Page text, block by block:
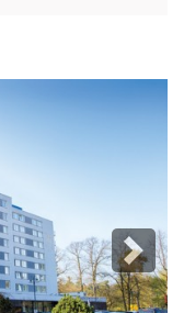
Next